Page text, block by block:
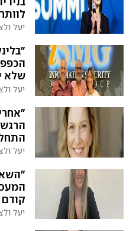
יעל
שלא
יעל
יעל
קודם
יעל